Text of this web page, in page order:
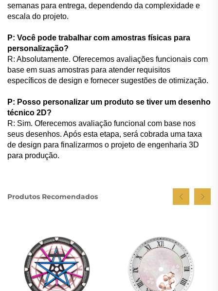
semanas para entrega, dependendo da complexidade e
escala do projeto.
P: Você pode trabalhar com amostras físicas para
personalização?
R: Absolutamente. Oferecemos avaliações funcionais com
base em suas amostras para atender requisitos
específicos de design e fornecer sugestões de otimização.
P: Posso personalizar um produto se tiver um desenho
técnico 2D?
R: Sim. Oferecemos avaliação funcional com base nos
seus desenhos. Após esta etapa, será cobrada uma taxa
de design para finalizarmos o projeto de engenharia 3D
para produção.
Produtos Recomendados